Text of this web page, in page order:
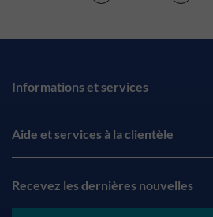
Informations et services
Aide et services à la clientèle
Recevez les dernières nouvelles